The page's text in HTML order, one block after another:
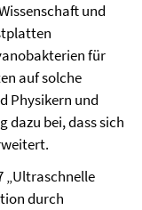
und
für
auf solche
Physikern und
dazu bei, dass sich
„Ultraschnelle
durch